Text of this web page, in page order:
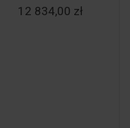
12 834,00 zł